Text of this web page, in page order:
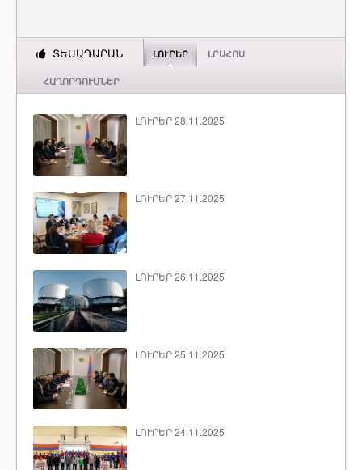
ՏԵՍԱԴԱՐԱՆ ԼՈՒՐԵՐ ԼՐԱՀՈՍ
ՀԱՂՈՐԴՈՒՄՆԵՐ
ԼՈՒՐԵՐ 28.11.2025
ԼՈՒՐԵՐ 27.11.2025
ԼՈՒՐԵՐ 26.11.2025
ԼՈՒՐԵՐ 25.11.2025
ԼՈՒՐԵՐ 24.11.2025